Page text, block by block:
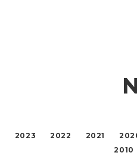
2023 2022 2021
2010